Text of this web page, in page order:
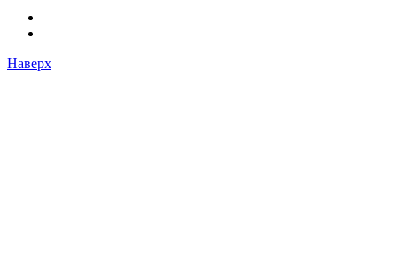
Наверх